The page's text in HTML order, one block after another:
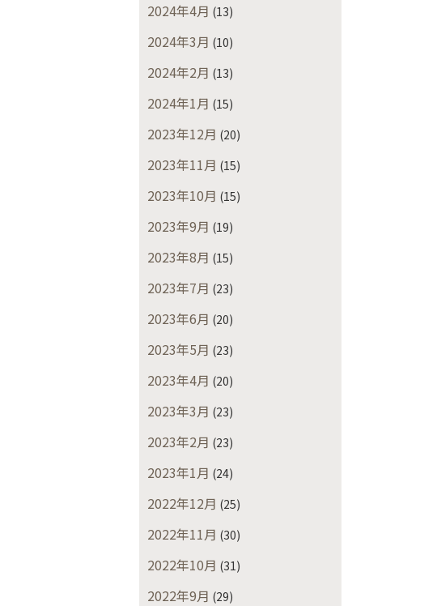
2024年4月 (13)
2024年3月 (10)
2024年2月 (13)
2024年1月 (15)
2023年12月 (20)
2023年11月 (15)
2023年10月 (15)
2023年9月 (19)
2023年8月 (15)
2023年7月 (23)
2023年6月 (20)
2023年5月 (23)
2023年4月 (20)
2023年3月 (23)
2023年2月 (23)
2023年1月 (24)
2022年12月 (25)
2022年11月 (30)
2022年10月 (31)
2022年9月 (29)